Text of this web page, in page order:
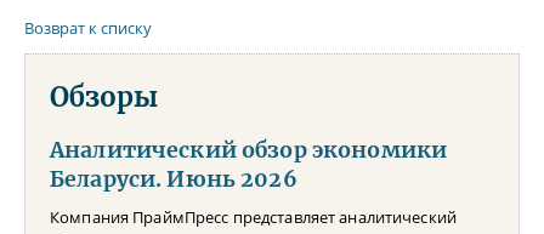
Возврат к списку
Обзоры
Аналитический обзор экономики
Беларуси. Июнь 2026
Компания ПраймПресс представляет аналитический